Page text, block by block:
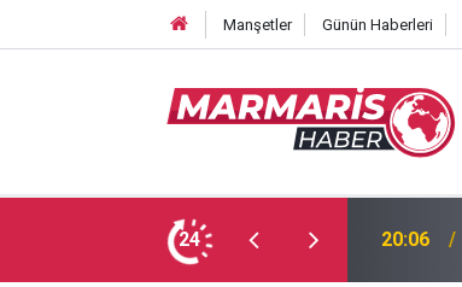
Manşetler Günün Haberleri
24 16:51